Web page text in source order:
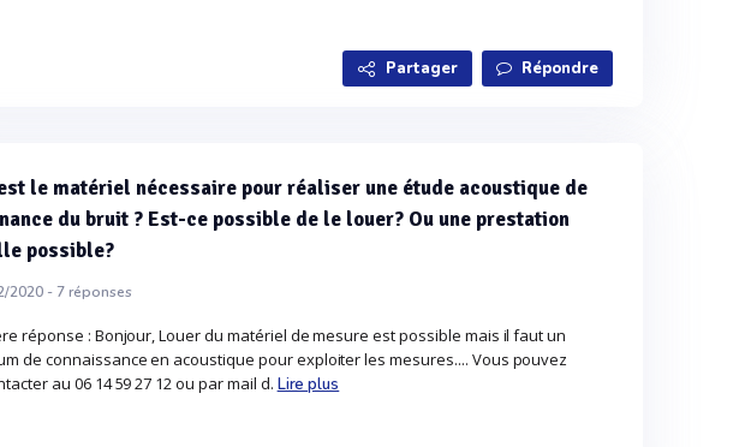
Partager Répondre
le matériel nécessaire pour réaliser une étude acoustique de
du bruit ? Est-ce possible de le louer? Ou une prestation
possible?
2020 -7réponses
réponse : Bonjour, Louer du matériel de mesure est possible mais il faut un
de connaissance en acoustique pour exploiter les mesures.... Vous pouvez
au 06 14 59 27 12 ou par mail d. Lire plus